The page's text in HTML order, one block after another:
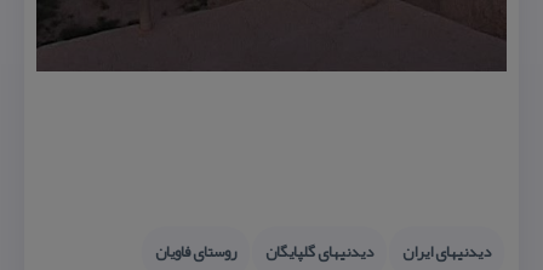
دیدنیهای ایران دیدنیهای گلپایگان
روستای فاویان